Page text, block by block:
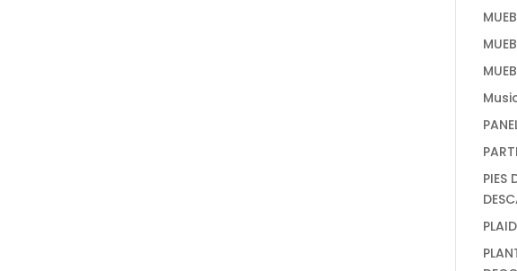
PIES